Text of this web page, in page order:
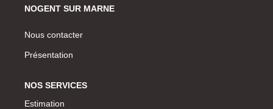
NOGENT SUR MARNE
Nous contacter
Présentation
NOS SERVICES
Estimation